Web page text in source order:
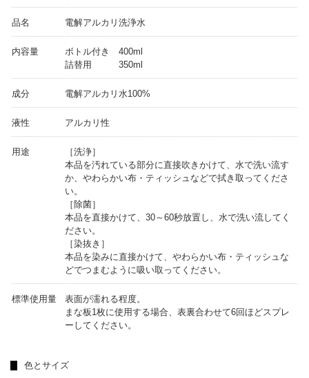
品名 電解アルカリ洗浄水
内容量
ボトル付き 400ml
詰替用 350ml
成分 電解アルカリ水100%
液性 アルカリ性
用途
［洗浄］
本品を汚れている部分に直接吹きかけて、水で洗い流す
か、やわらかい布・ティッシュなどで拭き取ってくださ
い。
［除菌］
本品を直接かけて、30～60秒放置し、水で洗い流してく
ださい。
［染抜き］
本品を染みに直接かけて、やわらかい布・ティッシュな
どでつまむように吸い取ってください。
標準使用量
表面が濡れる程度。
まな板1枚に使用する場合、表裏合わせて6回ほどスプレ
ーしてください。
色とサイズ